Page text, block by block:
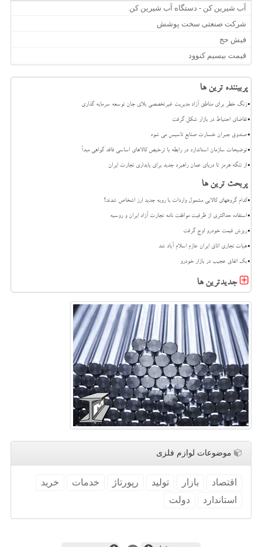
آب شیرین کن - دستگاه آب شیرین کن
شرکت صنعتی سخت پوشش
فیش حج
قیمت بیسیم کنوود
پربیننده ترین ها
زنگ خطر برای مناطق آزاد مدیریت غیرتخصصی بلای جان توسعه سرمایه گذاری
تقاضای احتیاط در بازار شکل گرفت
صندوق جبران خسارت صنایع تاسیس می شود
توضیحات سازمان استاندارد در رابطه با ترخیص کالاهای اساسی فاقد گواهی مبدأ
از تنگه هرمز تا دریای عمان راهبرد جدید برای پایداری تجارت ایران
پربحث ترین ها
کدام گروههای کالایی مشمول واردات با رویه جدید ارز اشخاص شدند؟
استفاده حداکثری از ظرفیت موافقت نامه تجارت آزاد ایران و روسیه
ریزش قیمت خودرو اوج گرفت
هیات تجاری اتاق ایران عازم اسلام آباد شد
بک اتفاق عجیب در بازار خودرو
جدیدترین ها
موضوعات لوازم فلزی
اقتصاد بازار تولید رپورتاژ خدمات
خرید
استاندارد
دولت